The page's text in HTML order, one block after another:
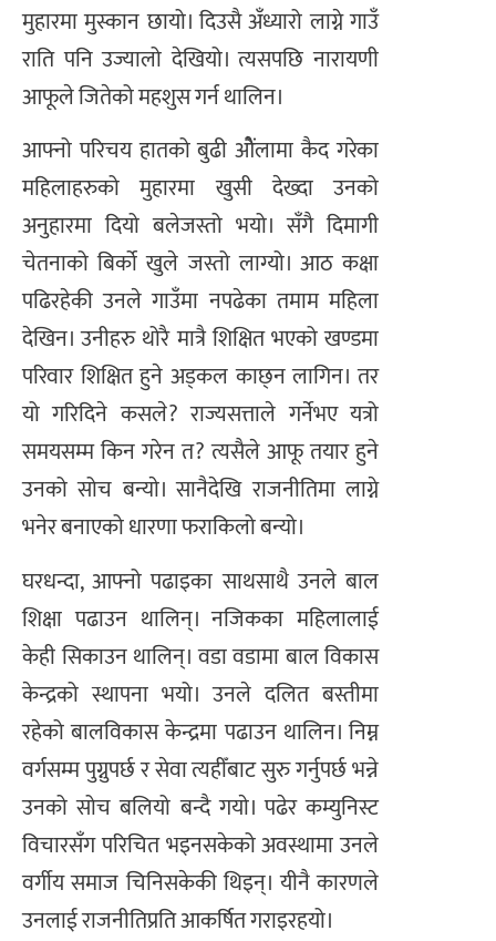
मुहारमा मुस्कान छायो। दिउसै अँध्यारो लाग्ने गाउँ
राति पनि उज्यालो देखियो। त्यसपछि नारायणी
आफूले जितेको महशुस गर्न थालिन।
आफ्नो परिचय हातको बुढी ओैंलामा कैद गरेका
महिलाहरुको मुहारमा खुसी देख्दा उनको
अनुहारमा दियो बलेजस्तो भयो। सँगै दिमागी
चेतनाको बिर्को खुले जस्तो लाग्यो। आठ कक्षा
पढिरहेकी उनले गाउँमा नपढेका तमाम महिला
देखिन। उनीहरु थोरै मात्रै शिक्षित भएको खण्डमा
परिवार शिक्षित हुने अड्कल काछ्न लागिन। तर
यो गरिदिने कसले? राज्यसत्ताले गर्नेभए यत्रो
समयसम्म किन गरेन त? त्यसैले आफू तयार हुने
उनको सोच बन्याे। सानैदेखि राजनीतिमा लाग्ने
भनेर बनाएको धारणा फराकिलो बन्यो।
घरधन्दा, आफ्नो पढाइका साथसाथै उनले बाल
शिक्षा पढाउन थालिन्। नजिकका महिलालाई
केही सिकाउन थालिन्। वडा वडामा बाल विकास
केन्द्रको स्थापना भयो। उनले दलित बस्तीमा
रहेको बालविकास केन्द्रमा पढाउन थालिन। निम्न
वर्गसम्म पुग्नुपर्छ र सेवा त्यहीँबाट सुरु गर्नुपर्छ भन्ने
उनको सोच बलियो बन्दै गयाे। पढेर कम्युनिस्ट
विचारसँग परिचित भइनसकेको अवस्थामा उनले
वर्गीय समाज चिनिसकेकी थिइन्। यीनै कारणले
उनलाई राजनीतिप्रति आकर्षित गराइरहयो।